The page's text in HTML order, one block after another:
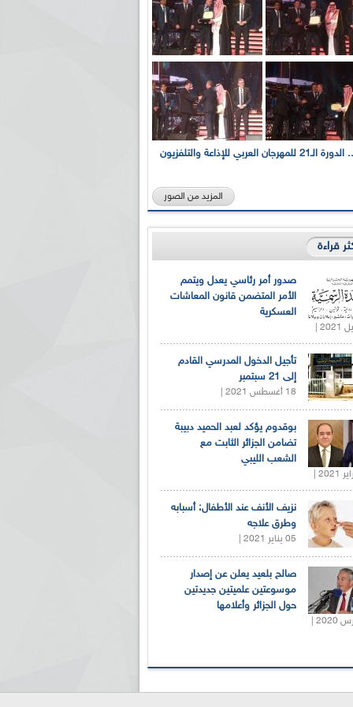
بالصور... الدورة الـ21 للمهرجان العربي للإذاعة والتلفزيون
المزيد من الصور
قراءة
صدور أمر رئاسي يعدل ويتمم
الأمر المتضمن قانون المعاشات
العسكرية
تأجيل الدخول المدرسي القادم
إلى 21 سبتمبر
18 أغسطس 2021 |
بوقدوم يؤكد لعبد الحميد دبيبة
تضامن الجزائر الثابت مع
الشعب الليبي
نزيف الأنف عند الأطفال: أسبابه
وطرق علاجه
05 يناير 2021 |
صالح بلعيد يعلن عن إصدار
موسوعتين علميتين جديدتين
حول الجزائر وأعلامها